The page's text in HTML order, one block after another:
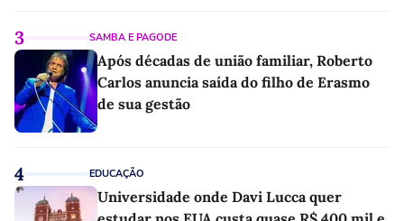
3 SAMBA E PAGODE
Após décadas de união familiar, Roberto
Carlos anuncia saída do filho de Erasmo
de sua gestão
4 EDUCAÇÃO
Universidade onde Davi Lucca quer